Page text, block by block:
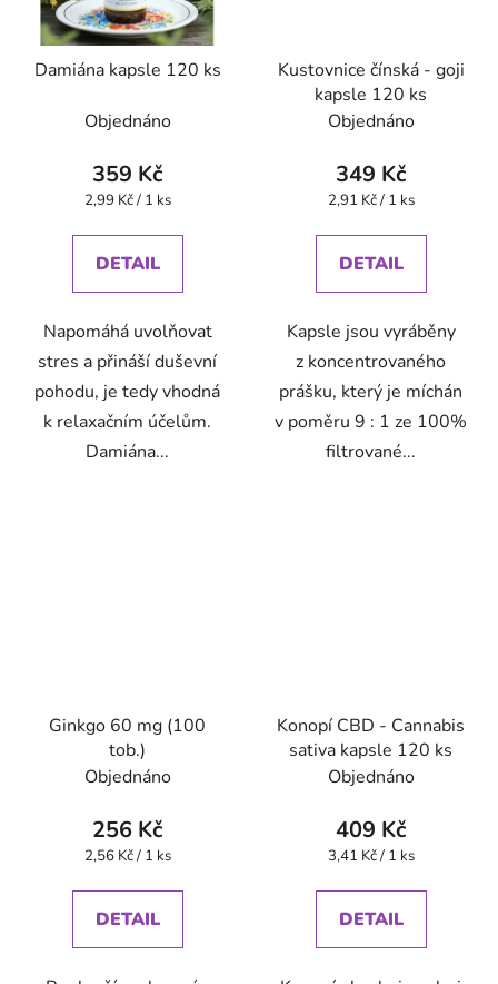
Damiána kapsle 120 ks
Objednáno
359 Kč
Měrná
2,99 Kč / 1 ks
DETAIL
Napomáhá uvolňovat
stres a přináší duševní
pohodu, je tedy vhodná
k relaxačním účelům.
Damiána...
Kustovnice čínská - goji
kapsle 120 ks
Objednáno
349 Kč
Měrná
2,91 Kč / 1 ks
DETAIL
Kapsle jsou vyráběny
z koncentrovaného
prášku, který je míchán
v poměru 9 : 1 ze 100%
filtrované...
Ginkgo 60 mg (100
tob.)
Objednáno
256 Kč
Měrná
2,56 Kč / 1 ks
DETAIL
Konopí CBD - Cannabis
sativa kapsle 120 ks
Objednáno
409 Kč
Měrná
3,41 Kč / 1 ks
DETAIL